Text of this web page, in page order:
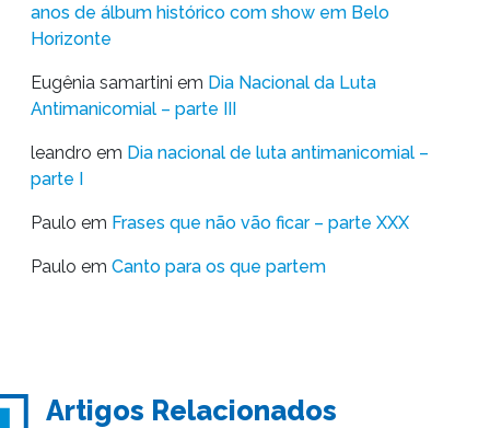
anos de álbum histórico com show em Belo
Horizonte
Eugênia samartini em Dia Nacional da Luta
Antimanicomial – parte III
leandro em Dia nacional de luta antimanicomial –
parte I
Paulo em Frases que não vão ficar – parte XXX
Paulo em Canto para os que partem
Artigos Relacionados